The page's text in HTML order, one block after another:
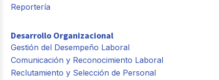
Reportería
Desarrollo Organizacional
Gestión del Desempeño Laboral
Comunicación y Reconocimiento Laboral
Reclutamiento y Selección de Personal